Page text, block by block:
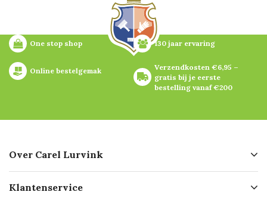
One stop shop 130 jaar ervaring
Online bestelgemak
Verzendkosten €6,95 –
gratis bij je eerste
bestelling vanaf €200
Over Carel Lurvink
Geschiedenis
Klantenservice